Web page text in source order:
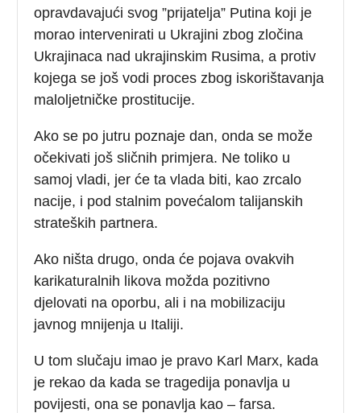
opravdavajući svog ”prijatelja” Putina koji je
morao intervenirati u Ukrajini zbog zločina
Ukrajinaca nad ukrajinskim Rusima, a protiv
kojega se još vodi proces zbog iskorištavanja
maloljetničke prostitucije.
Ako se po jutru poznaje dan, onda se može
očekivati još sličnih primjera. Ne toliko u
samoj vladi, jer će ta vlada biti, kao zrcalo
nacije, i pod stalnim povećalom talijanskih
strateških partnera.
Ako ništa drugo, onda će pojava ovakvih
karikaturalnih likova možda pozitivno
djelovati na oporbu, ali i na mobilizaciju
javnog mnijenja u Italiji.
U tom slučaju imao je pravo Karl Marx, kada
je rekao da kada se tragedija ponavlja u
povijesti, ona se ponavlja kao – farsa.